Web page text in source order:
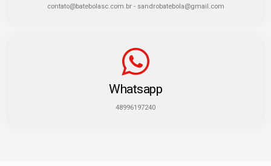
contato@batebolasc.com.br - sandrobatebola@gmail.com
Whatsapp
48996197240